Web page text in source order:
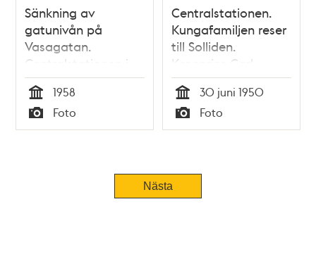
Sänkning av
gatunivån på
Vasagatan.
Centralstationen i
fonden
Tid
1958
Typ
Foto
Centralstationen.
Kungafamiljen reser
till Solliden.
Kronprins Carl
Gustav och
prinsessan Christina
tittar ut genom ett
tågfönster
Tid
30 juni 1950
Typ
Foto
Nästa